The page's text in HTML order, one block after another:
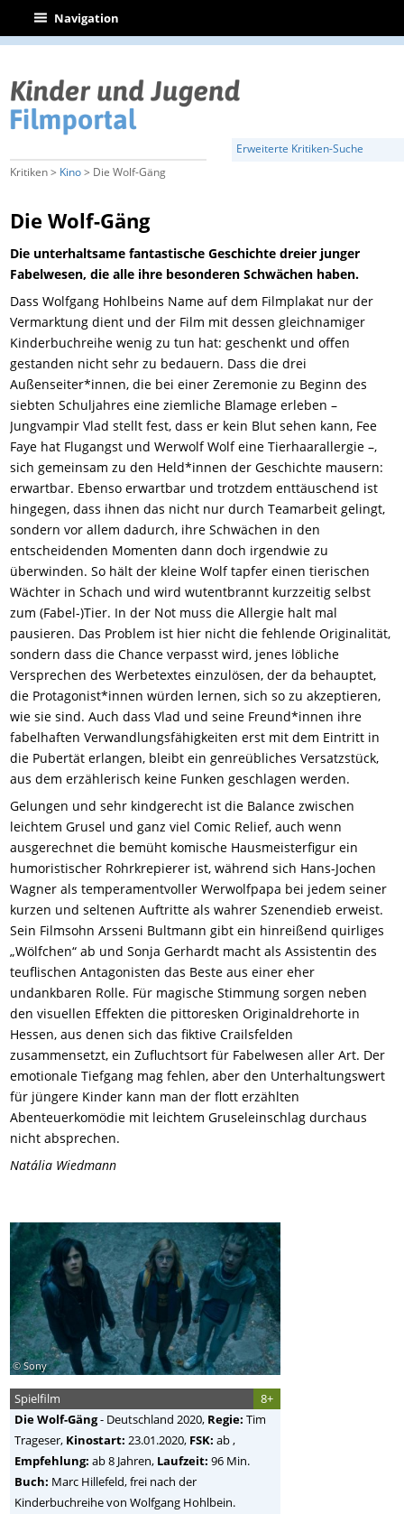
| Navigation
Erweiterte Kritiken-Suche
Kritiken > Kino> Die Wolf-Gäng
Die Wolf-Gäng
Die unterhaltsame fantastische Geschichte dreier junger
Fabelwesen, die alle ihre besonderen Schwächen haben.
Dass Wolfgang Hohlbeins Name auf dem Filmplakat nur der
Vermarktung dient und der Film mit dessen gleichnamiger
Kinderbuchreihe wenig zu tun hat: geschenkt und offen
gestanden nicht sehr zu bedauern. Dass die drei
Außenseiter*innen, die bei einer Zeremonie zu Beginn des
siebten Schuljahres eine ziemliche Blamage erleben –
Jungvampir Vlad stellt fest, dass er kein Blut sehen kann, Fee
Faye hat Flugangst und Werwolf Wolf eine Tierhaarallergie –,
sich gemeinsam zu den Held*innen der Geschichte mausern:
erwartbar. Ebenso erwartbar und trotzdem enttäuschend ist
hingegen, dass ihnen das nicht nur durch Teamarbeit gelingt,
sondern vor allem dadurch, ihre Schwächen in den
entscheidenden Momenten dann doch irgendwie zu
überwinden. So hält der kleine Wolf tapfer einen tierischen
Wächter in Schach und wird wutentbrannt kurzzeitig selbst
zum (Fabel-)Tier. In der Not muss die Allergie halt mal
pausieren. Das Problem ist hier nicht die fehlende Originalität,
sondern dass die Chance verpasst wird, jenes löbliche
Versprechen des Werbetextes einzulösen, der da behauptet,
die Protagonist*innen würden lernen, sich so zu akzeptieren,
wie sie sind. Auch dass Vlad und seine Freund*innen ihre
fabelhaften Verwandlungsfähigkeiten erst mit dem Eintritt in
die Pubertät erlangen, bleibt ein genreübliches Versatzstück,
aus dem erzählerisch keine Funken geschlagen werden.
Gelungen und sehr kindgerecht ist die Balance zwischen
leichtem Grusel und ganz viel Comic Relief, auch wenn
ausgerechnet die bemüht komische Hausmeisterfigur ein
humoristischer Rohrkrepierer ist, während sich Hans-Jochen
Wagner alstemperamentvoller Werwolfpapa bei jedem seiner
kurzen und seltenen Auftritte als wahrer Szenendieb erweist.
Sein FilmsohnArsseni Bultmann gibt ein hinreißend quirliges
„Wölfchen“ ab und Sonja Gerhardt macht als Assistentin des
teuflischen Antagonisten das Beste aus einer eher
undankbaren Rolle. Für magische Stimmung sorgen neben
den visuellen Effekten die pittoresken Originaldrehorte in
Hessen, aus denen sich das fiktive Crailsfelden
zusammensetzt, ein Zufluchtsort für Fabelwesen aller Art. Der
emotionale Tiefgang mag fehlen, aber den Unterhaltungswert
für jüngere Kinder kann man der flott erzählten
Abenteuerkomödie mit leichtem Gruseleinschlag durchaus
nicht absprechen.
Natália Wiedmann
© Sony
8+
Spielfilm
Die Wolf-Gäng- Deutschland 2020, Regie: Tim
Trageser, Kinostart: 23.01.2020, FSK: ab ,
Empfehlung: ab 8 Jahren, Laufzeit: 96 Min.
Buch: Marc Hillefeld, frei nach der
Kinderbuchreihe von Wolfgang Hohlbein.